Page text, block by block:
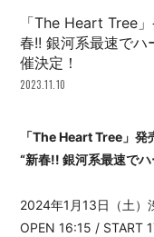
「The Heart Tree
春!! 銀河系最速でハ
催決定！
2023.11.10
「The Heart Tree」
“新春!! 銀河系最速で
2024年1月13日（土）
OPEN 16:15 / START